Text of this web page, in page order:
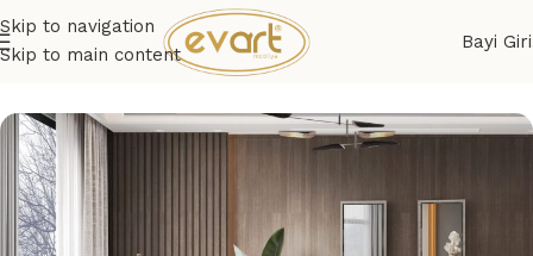
Skip to navigation
Skip to main content
Bayi